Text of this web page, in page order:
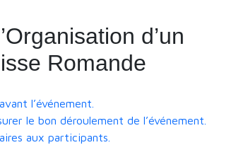
d’un
Romande
l’événement.
le bon déroulement de l’événement.
aux participants.